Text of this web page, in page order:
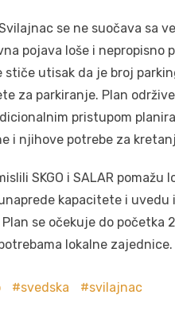
se ne suočava sa
pojava loše i nepropisno
stiče utisak da je broj
za parkiranje. Plan
pristupom
i njihove potrebe za
SKGO i SALAR
kapacitete i
se očekuje do početka
lokalne zajednice.
svedska svilajnac